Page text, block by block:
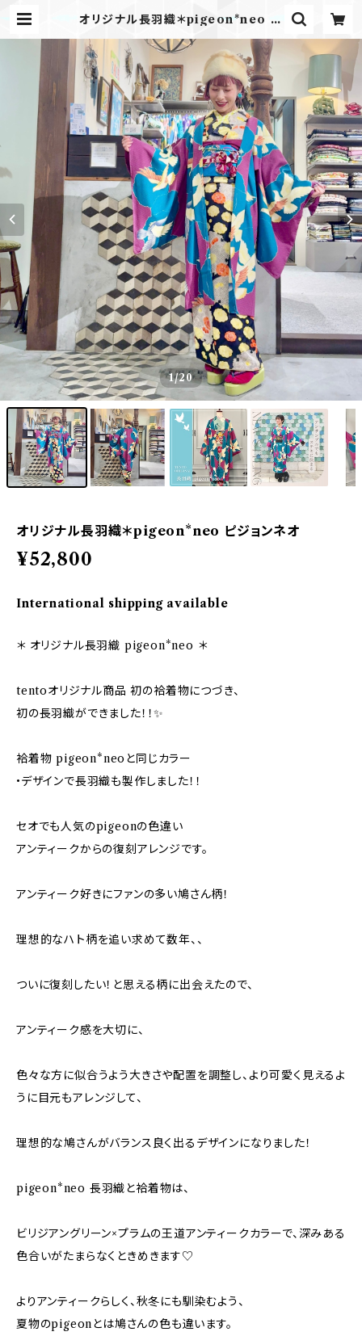
オリジナル長羽織＊pigeon*neo ピ
1/20
オリジナル長羽織＊pigeon*neo ピジョンネオ
¥52,800
International shipping available
＊ オリジナル長羽織 pigeon*neo ＊
tentoオリジナル商品 初の袷着物につづき、
初の長羽織ができました！！✨
袷着物 pigeon*neoと同じカラー
•デザインで長羽織も製作しました！！
セオでも人気のpigeonの色違い
アンティークからの復刻アレンジです。
アンティーク好きにファンの多い鳩さん柄！
理想的なハト柄を追い求めて数年、、
ついに復刻したい！と思える柄に出会えたので、
アンティーク感を大切に、
色々な方に似合うよう大きさや配置を調整し、より可愛く見えるよ
うに目元もアレンジして、
理想的な鳩さんがバランス良く出るデザインになりました！
pigeon*neo 長羽織と袷着物は、
ビリジアングリーン×プラムの王道アンティークカラーで、深みある
色合いがたまらなくときめきます♡
よりアンティークらしく、秋冬にも馴染むよう、
夏物のpigeonとは鳩さんの色も違います。